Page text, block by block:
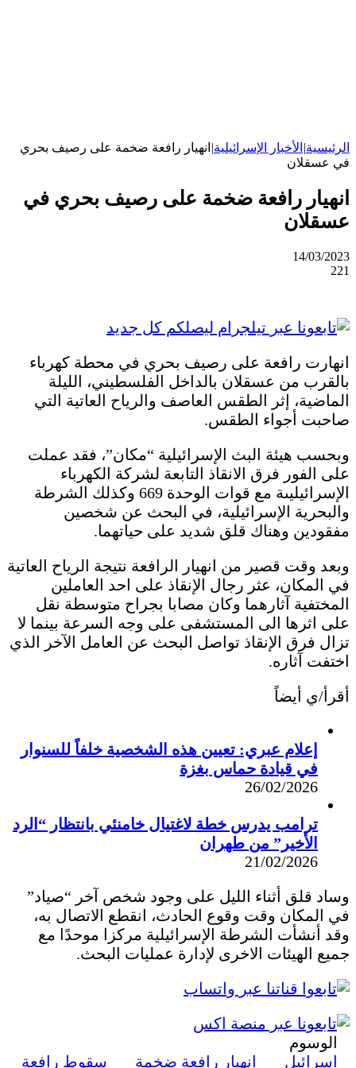
الرئيسية| الأخبار الإسرائيلية| انهيار رافعة ضخمة على رصيف بحري
في عسقلان
انهيار رافعة ضخمة على رصيف بحري في
عسقلان
14/03/2023
221
انهارت رافعة على رصيف بحري في محطة كهرباء
بالقرب من عسقلان بالداخل الفلسطيني، الليلة
الماضية، إثر الطقس العاصف والرياح العاتية التي
صاحبت أجواء الطقس.
وبحسب هيئة البث الإسرائيلية “مكان”، فقد عملت
على الفور فرق الانقاذ التابعة لشركة الكهرباء
الإسرائيليىة مع قوات الوحدة 669 وكذلك الشرطة
والبحرية الإسرائيلية، في البحث عن شخصين
مفقودين وهناك قلق شديد على حياتهما.
وبعد وقت قصير من انهيار الرافعة نتيجة الرياح العاتية
في المكان، عثر رجال الإنقاذ على احد العاملين
المختفية آثارهما وكان مصابا بجراح متوسطة نقل
على اثرها الى المستشفى على وجه السرعة بينما لا
تزال فرق الإنقاذ تواصل البحث عن العامل الآخر الذي
اختفت آثاره.
أقرأ/ي أيضاً
إعلام عبري: تعيين هذه الشخصية خلفاً للسنوار
في قيادة حماس بغزة
26/02/2026
ترامب يدرس خطة لاغتيال خامنئي بانتظار “الرد
الأخير” من طهران
21/02/2026
وساد قلق أثناء الليل على وجود شخص آخر “صياد”
في المكان وقت وقوع الحادث، انقطع الاتصال به،
وقد أنشأت الشرطة الإسرائيلية مركزا موحدًا مع
جميع الهيئات الاخرى لإدارة عمليات البحث.
الوسوم
اسرائيل
انهيار رافعة ضخمة
سقوط رافعة